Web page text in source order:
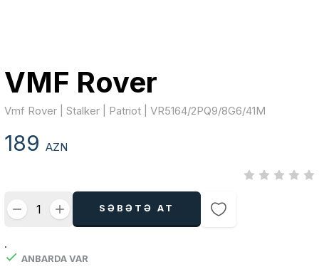
VMF Rover
Vmf Rover | Stalker | Patriot | VR5164/2PQ9/8G6/41M
189AZN
SƏBƏTƏ AT
.
ANBARDA VAR